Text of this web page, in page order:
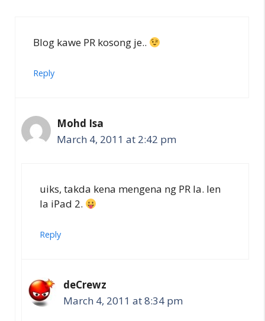
Blog kawe PR kosong je..
Reply
Mohd Isa
March 4, 2011 at 2:42 pm
uiks, takda kena mengena ng PR la. len
la iPad 2.
Reply
deCrewz
March 4, 2011 at 8:34 pm